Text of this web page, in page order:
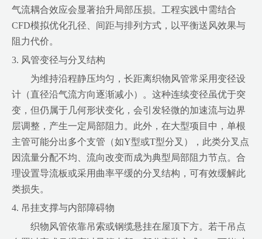
气流耦合效应会显著抬升局部压损。工程实践中需结合
CFD模拟优化孔径、间距与排列方式，以平衡送风效果与
阻力代价。
3. 风管变径与分叉结构
为维持沿程静压均匀，长距离织物风管常采用变径设
计（直径沿气流方向逐渐减小）。这种连续变径虽优于突
变，但仍属于几何形状变化，会引发轻微的加速流与边界
层调整，产生一定局部阻力。此外，在大型项目中，单根
主管可能分出多个支管（如Y型或T型分叉），此类分叉点
因流量分配不均、流向改变而成为典型局部阻力节点。合
理设置导流板或采用曲率平缓的分叉结构，可有效缓解此
类损失。
4. 吊挂支撑与内部障碍物
织物风管依靠吊索或钢缆悬挂在屋顶下方。若干吊点